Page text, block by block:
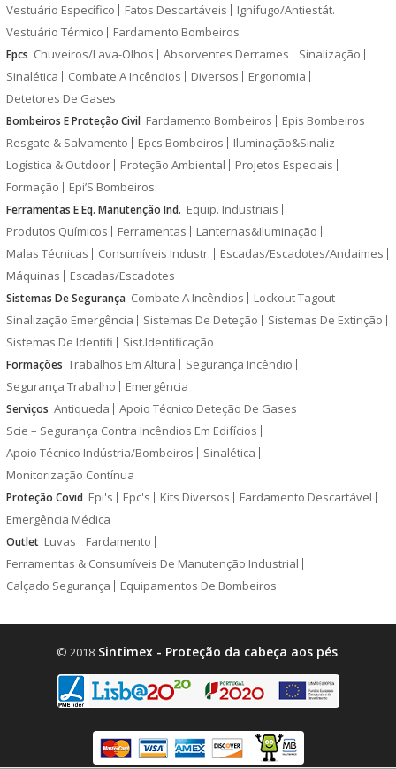
Vestuário Específico
Fatos Descartáveis
Ignífugo/Antiestát.
Vestuário Térmico
Fardamento Bombeiros
Epcs Chuveiros/Lava-Olhos Absorventes Derrames
Sinalização
Sinalética
Combate A Incêndios Diversos
Ergonomia
Detetores De Gases
Bombeiros E Proteção Civil Fardamento Bombeiros
Epis Bombeiros
Resgate & Salvamento
Epcs Bombeiros
Iluminação&Sinaliz
Logística & Outdoor
Proteção Ambiental
Projetos Especiais
Formação
Epi’S Bombeiros
Ferramentas E Eq. Manutenção Ind. Equip. Industriais
Produtos Químicos
Ferramentas
Lanternas&Iluminação
Malas Técnicas
Consumíveis Industr.
Escadas/Escadotes/Andaimes
Máquinas
Escadas/Escadotes
Sistemas De Segurança Combate A Incêndios
Lockout Tagout
Sinalização Emergência
Sistemas De Deteção
Sistemas De Extinção
Sistemas De Identifi
Sist.Identificação
Formações Trabalhos Em Altura
Segurança Incêndio
Segurança Trabalho
Emergência
Serviços Antiqueda
Apoio Técnico Deteção De Gases
Scie – Segurança Contra Incêndios Em Edifícios
Apoio Técnico Indústria/Bombeiros
Sinalética
Monitorização Contínua
Proteção Covid Epi's Epc's Kits Diversos
Fardamento Descartável
Emergência Médica
Outlet Luvas
Fardamento
Ferramentas & Consumíveis De Manutenção Industrial
Calçado Segurança
Equipamentos De Bombeiros
© 2018Sintimex - Proteção da cabeça aos pés.